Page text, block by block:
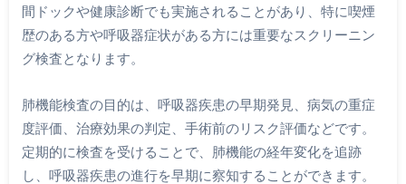
間ドックや健康診断でも実施されることがあり、特に喫煙
歴のある方や呼吸器症状がある方には重要なスクリーニン
グ検査となります。
肺機能検査の目的は、呼吸器疾患の早期発見、病気の重症
度評価、治療効果の判定、手術前のリスク評価などです。
定期的に検査を受けることで、肺機能の経年変化を追跡
し、呼吸器疾患の進行を早期に察知することができます。